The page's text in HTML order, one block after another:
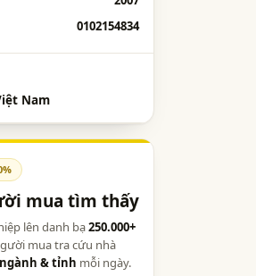
0102154834
Nam
mua tìm thấy
lên danh bạ250.000+
mua tra cứu nhà
ngành & tỉnh mỗi ngày.